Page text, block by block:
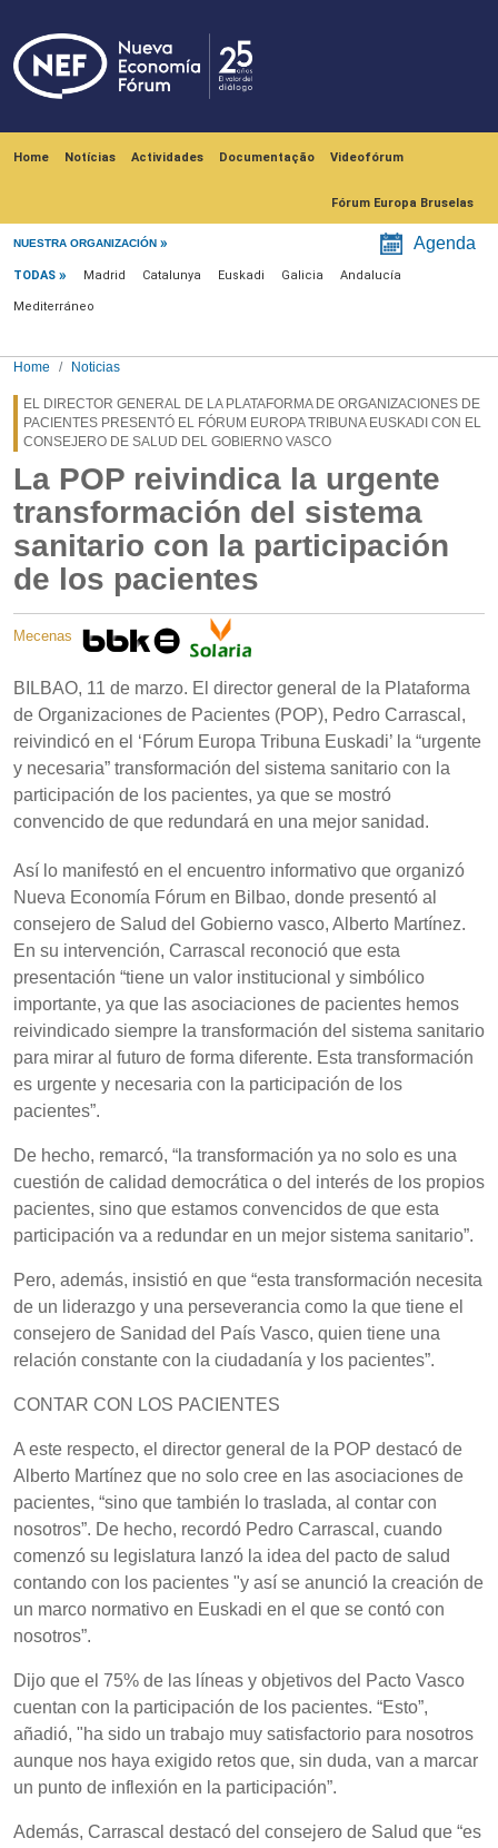
Home Notícias Actividades Documentação Videofórum
Fórum Europa Bruselas
NUESTRA ORGANIZACIÓN Agenda
Menú noticias
TODAS Madrid Catalunya Euskadi Galicia Andalucía
Mediterráneo
Home Noticias
EL DIRECTOR GENERAL DE LA PLATAFORMA DE ORGANIZACIONES DE
PACIENTES PRESENTÓ EL FÓRUM EUROPA TRIBUNA EUSKADI CON EL
CONSEJERO DE SALUD DEL GOBIERNO VASCO
La POP reivindica la urgente
transformación del sistema
sanitario con la participación
de los pacientes
Mecenas
BILBAO, 11 de marzo. El director general de la Plataforma
de Organizaciones de Pacientes (POP), Pedro Carrascal,
reivindicó en el ‘Fórum Europa Tribuna Euskadi’ la “urgente
y necesaria” transformación del sistema sanitario con la
participación de los pacientes, ya que se mostró
convencido de que redundará en una mejor sanidad.
Así lo manifestó en el encuentro informativo que organizó
Nueva Economía Fórum en Bilbao, donde presentó al
consejero de Salud del Gobierno vasco, Alberto Martínez.
En su intervención, Carrascal reconoció que esta
presentación “tiene un valor institucional y simbólico
importante, ya que las asociaciones de pacientes hemos
reivindicado siempre la transformación del sistema sanitario
para mirar al futuro de forma diferente. Esta transformación
es urgente y necesaria con la participación de los
pacientes”.
De hecho, remarcó, “la transformación ya no solo es una
cuestión de calidad democrática o del interés de los propios
pacientes, sino que estamos convencidos de que esta
participación va a redundar en un mejor sistema sanitario”.
Pero, además, insistió en que “esta transformación necesita
de un liderazgo y una perseverancia como la que tiene el
consejero de Sanidad del País Vasco, quien tiene una
relación constante con la ciudadanía y los pacientes”.
CONTAR CON LOS PACIENTES
A este respecto, el director general de la POP destacó de
Alberto Martínez que no solo cree en las asociaciones de
pacientes, “sino que también lo traslada, al contar con
nosotros”. De hecho, recordó Pedro Carrascal, cuando
comenzó su legislatura lanzó la idea del pacto de salud
contando con los pacientes "y así se anunció la creación de
un marco normativo en Euskadi en el que se contó con
nosotros”.
Dijo que el 75% de las líneas y objetivos del Pacto Vasco
cuentan con la participación de los pacientes. “Esto”,
añadió, "ha sido un trabajo muy satisfactorio para nosotros
aunque nos haya exigido retos que, sin duda, van a marcar
un punto de inflexión en la participación”.
Además, Carrascal destacó del consejero de Salud que “es